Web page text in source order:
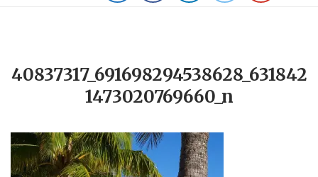
40837317_691698294538628_631842
1473020769660_n